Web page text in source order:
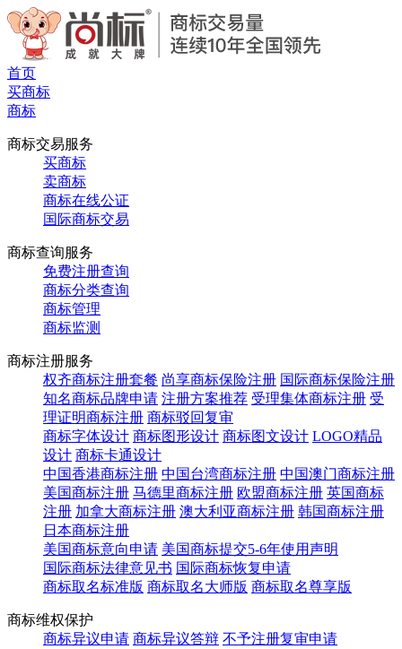
首页
买商标
商标
商标交易服务
买商标
卖商标
商标在线公证
国际商标交易
商标查询服务
免费注册查询
商标分类查询
商标管理
商标监测
商标注册服务
权齐商标注册套餐 尚享商标保险注册 国际商标保险注册
知名商标品牌申请 注册方案推荐 受理集体商标注册 受
理证明商标注册 商标驳回复审
商标字体设计 商标图形设计 商标图文设计 LOGO精品
设计 商标卡通设计
中国香港商标注册 中国台湾商标注册 中国澳门商标注册
美国商标注册 马德里商标注册 欧盟商标注册 英国商标
注册 加拿大商标注册 澳大利亚商标注册 韩国商标注册
日本商标注册
美国商标意向申请 美国商标提交5-6年使用声明
国际商标法律意见书 国际商标恢复申请
商标取名标准版 商标取名大师版 商标取名尊享版
商标维权保护
商标异议申请 商标异议答辩 不予注册复审申请